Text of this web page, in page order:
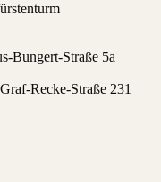
Bungert-Straße 5a
Graf-Recke-Straße 231